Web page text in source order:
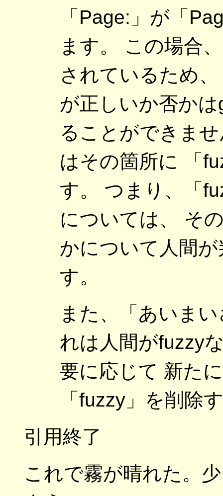
「Page:」が「
ます。 この場合
されているため
が正しいか否か
ることができま
はその箇所に 「
す。 つまり、「
については、 そ
かについて人間
す。
また、「あいま
れは人間がfuzzy
要に応じて 新た
「fuzzy」を削除
引用終了
これで霧が晴れた。